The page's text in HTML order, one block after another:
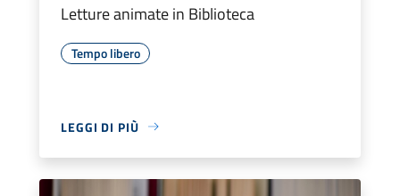
Letture animate in Biblioteca
Tempo libero
LEGGI DI PIÙ